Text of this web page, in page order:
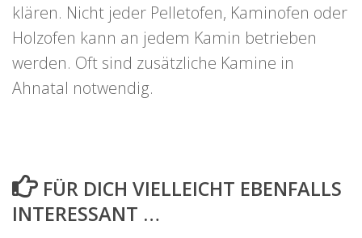
klären. Nicht jeder Pelletofen, Kaminofen oder
Holzofen kann an jedem Kamin betrieben
werden. Oft sind zusätzliche Kamine in
Ahnatal notwendig.
FÜR DICH VIELLEICHT EBENFALLS
INTERESSANT …